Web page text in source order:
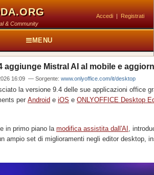
& Community
Accedi | Registrati
MENU
aggiunge Mistral AI al mobile e
16:09 — Sorgente: www.onlyoffice.com/it/desktop
la versione 9.4 delle sue applicazioni office
per Android e iOS e ONLYOFFICE Desktop
in primo piano la modifica assistitadall'AI ,
ampio set di miglioramenti negli editor desktop,